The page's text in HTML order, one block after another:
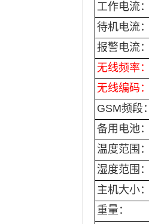
工作电流：
待机电流：
报警电流：
无线频率：
无线编码：
GSM频段：
备用电池：
温度范围：
湿度范围：
主机大小：
重量：